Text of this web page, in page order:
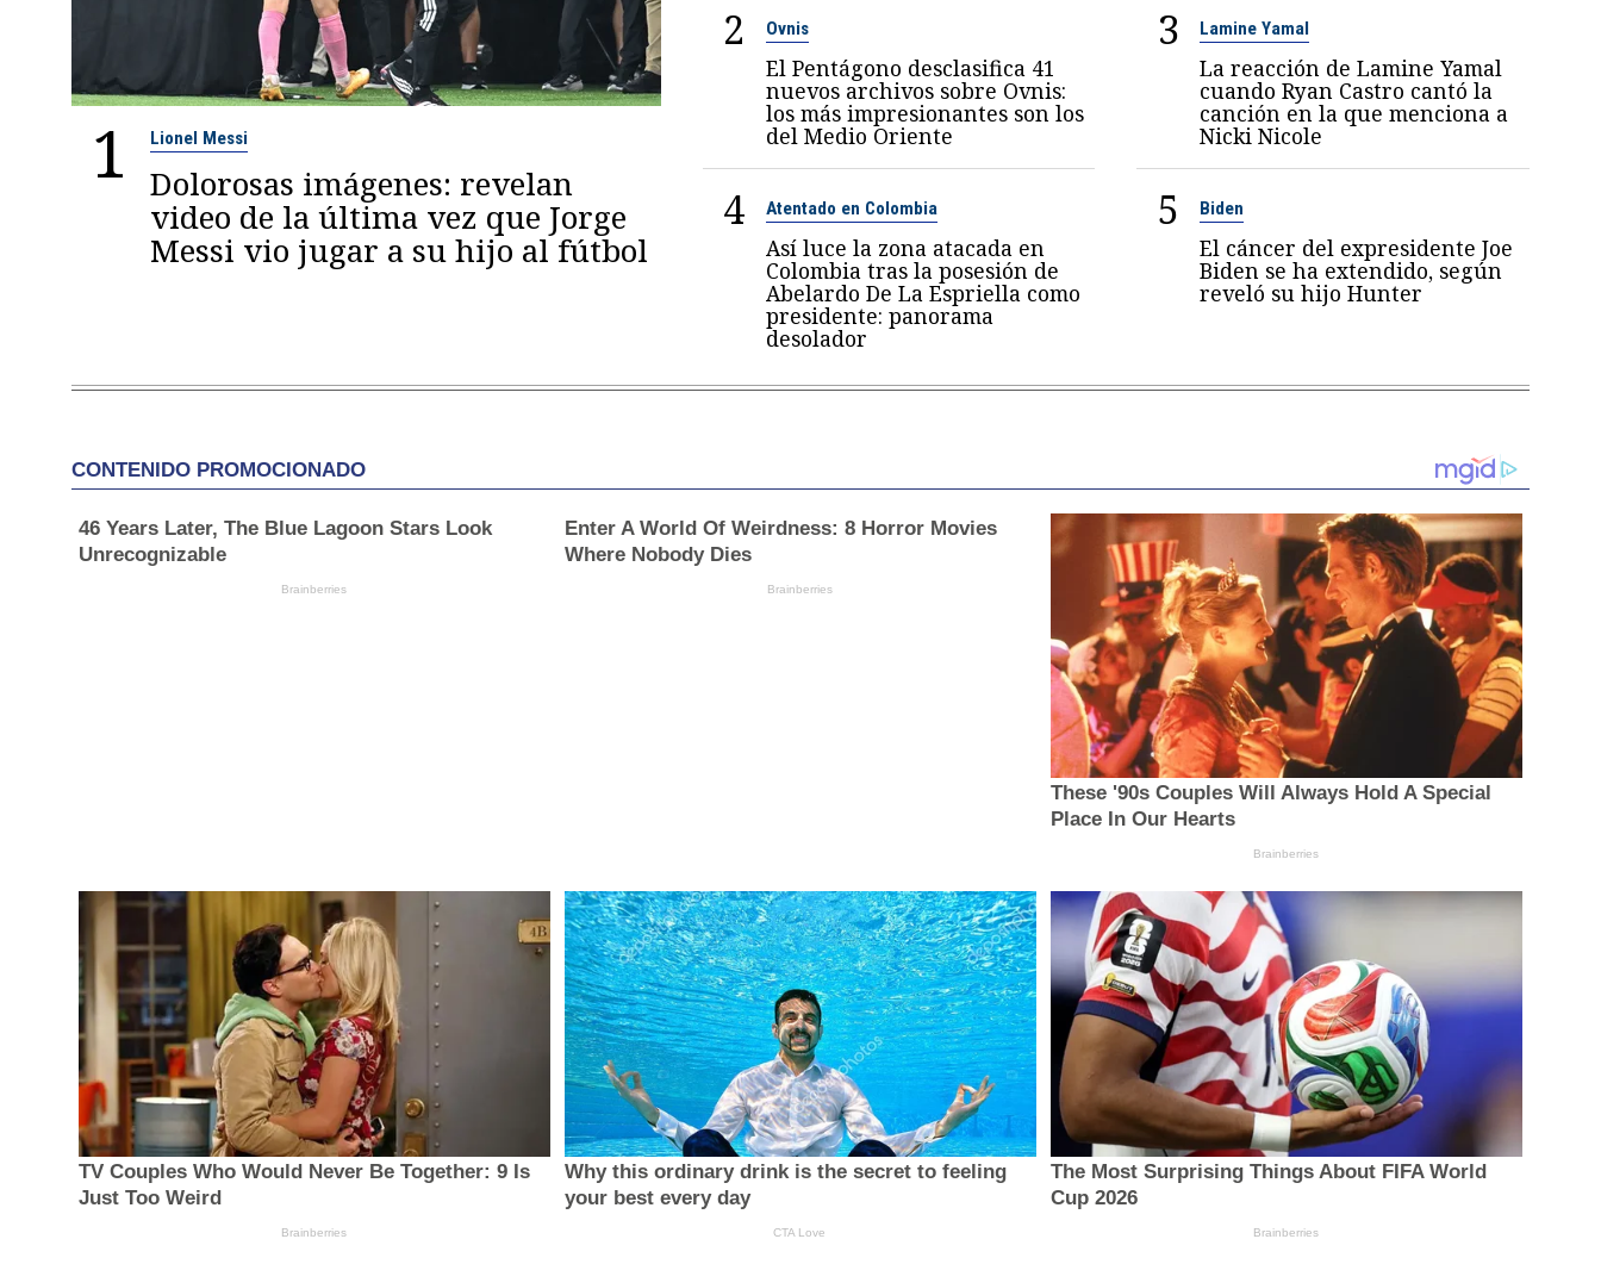
1 Lionel Messi
Dolorosas imágenes: revelan
video de la última vez que Jorge
Messi vio jugar a su hijo al fútbol
2 Ovnis
El Pentágono desclasifica 41
nuevos archivos sobre Ovnis:
los más impresionantes son los
del Medio Oriente
3 Lamine Yamal
La reacción de Lamine Yamal
cuando Ryan Castro cantó la
canción en la que menciona a
Nicki Nicole
4 Atentado en Colombia
Así luce la zona atacada en
Colombia tras la posesión de
Abelardo De La Espriella como
presidente: panorama
desolador
5 Biden
El cáncer del expresidente Joe
Biden se ha extendido, según
reveló su hijo Hunter